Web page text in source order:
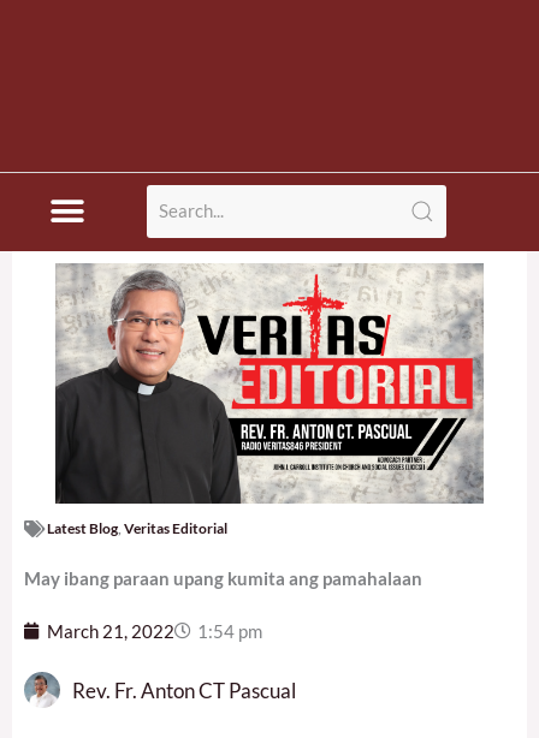
Latest Blog Veritas Editorial
May ibang paraan upang kumita ang pamahalaan
March 21, 2022 1:54 pm
Rev. Fr. Anton CT Pascual